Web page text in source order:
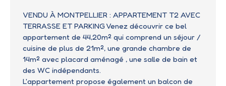
VENDU À MONTPELLIER : APPARTEMENT T2 AVEC
TERRASSE ET PARKING Venez découvrir ce bel
appartement de 44,20m² qui comprend un séjour /
cuisine de plus de 21m², une grande chambre de
14m² avec placard aménagé , une salle de bain et
des WC indépendants.
L'appartement propose également un balcon de